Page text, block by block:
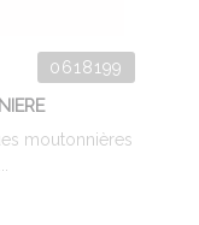
0618199
moutonnières